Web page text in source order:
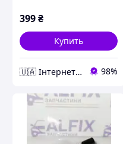
399₴
Купить
🇺🇦 Інтернет-магазин "VM24" - Відправлення товарів в день замовлення. 98%